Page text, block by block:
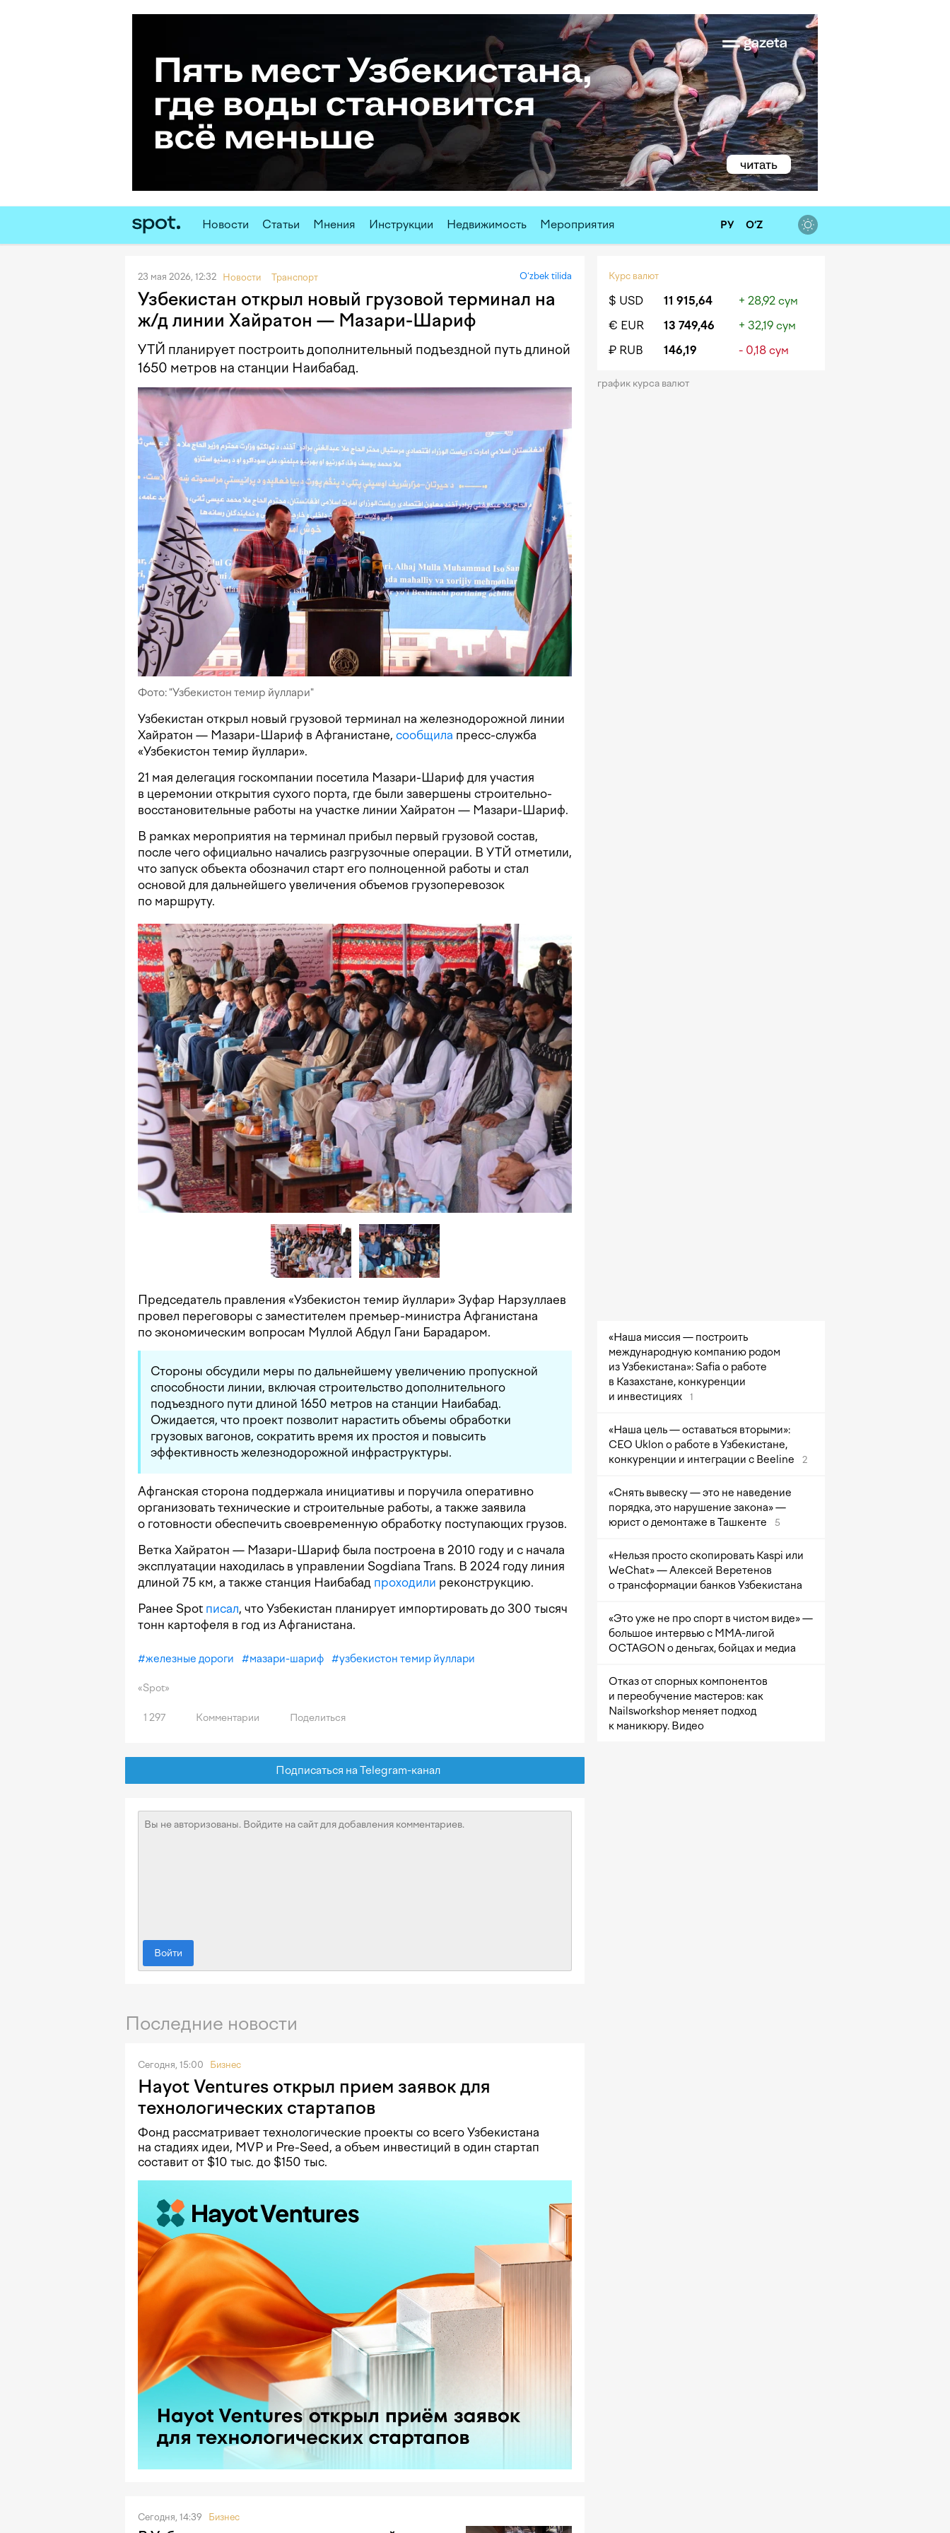
Новости Статьи Мнения Инструкции Недвижимость Мероприятия РУ O‘Z
23 мая 2026, 12:32 Новости Транспорт O‘zbek tilida
Узбекистан открыл новый грузовой терминал на
ж/д линии Хайратон — Мазари-Шариф
УТЙ планирует построить дополнительный подъездной путь длиной
1650 метров на станции Наибабад.
Фото: "Узбекистон темир йуллари"
Узбекистан открыл новый грузовой терминал на железнодорожной линии
Хайратон — Мазари-Шариф в Афганистане, сообщила пресс-служба
«Узбекистон темир йуллари».
21 мая делегация госкомпании посетила Мазари-Шариф для участия
в церемонии открытия сухого порта, где были завершены строительно-
восстановительные работы на участке линии Хайратон — Мазари-Шариф.
В рамках мероприятия на терминал прибыл первый грузовой состав,
после чего официально начались разгрузочные операции. В УТЙ отметили,
что запуск объекта обозначил старт его полноценной работы и стал
основой для дальнейшего увеличения объемов грузоперевозок
по маршруту.
Председатель правления «Узбекистон темир йуллари» Зуфар Нарзуллаев
провел переговоры с заместителем премьер-министра Афганистана
по экономическим вопросам Муллой Абдул Гани Барадаром.
Стороны обсудили меры по дальнейшему увеличению пропускной
способности линии, включая строительство дополнительного
подъездного пути длиной 1650 метров на станции Наибабад.
Ожидается, что проект позволит нарастить объемы обработки
грузовых вагонов, сократить время их простоя и повысить
эффективность железнодорожной инфраструктуры.
Афганская сторона поддержала инициативы и поручила оперативно
организовать технические и строительные работы, а также заявила
о готовности обеспечить своевременную обработку поступающих грузов.
Ветка Хайратон — Мазари-Шариф была построена в 2010 году и с начала
эксплуатации находилась в управлении Sogdiana Trans. В 2024 году линия
длиной 75 км, а также станция Наибабад проходили реконструкцию.
Ранее Spot писал, что Узбекистан планирует импортировать до 300 тысяч
тонн картофеля в год из Афганистана.
#железные дороги #мазари-шариф #узбекистон темир йуллари
«Spot»
1 297 Комментарии Поделиться
Подписаться на Telegram-канал
Войти
Последние новости
Сегодня, 15:00 Бизнес
Hayot Ventures открыл прием заявок для
технологических стартапов
Фонд рассматривает технологические проекты со всего Узбекистана
на стадиях идеи, MVP и Pre-Seed, а объем инвестиций в один стартап
составит от $10 тыс. до $150 тыс.
Сегодня, 14:39 Бизнес
Курс валют
$ USD 11 915,64
+ 28,92 сум
€ EUR
13 749,46
+ 32,19 сум
₽ RUB
146,19 - 0,18 сум
график курса валют
«Наша миссия — построить
международную компанию родом
из Узбекистана»: Safia о работе
в Казахстане, конкуренции
и инвестициях
1
«Наша цель — оставаться вторыми»:
CEO Uklon о работе в Узбекистане,
конкуренции и интеграции с Beeline
2
«Снять вывеску — это не наведение
порядка, это нарушение закона» —
юрист о демонтаже в Ташкенте
5
«Нельзя просто скопировать Kaspi или
WeChat» — Алексей Веретенов
о трансформации банков Узбекистана
«Это уже не про спорт в чистом виде» —
большое интервью с ММА-лигой
OCTAGON о деньгах, бойцах и медиа
Отказ от спорных компонентов
и переобучение мастеров: как
Nailsworkshop меняет подход
к маникюру. Видео